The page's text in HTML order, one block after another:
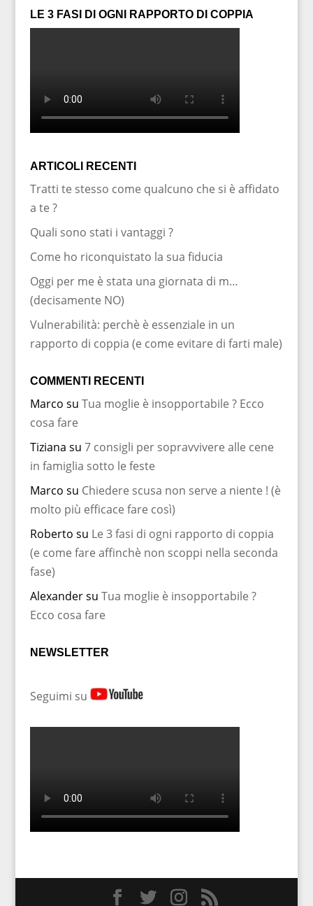
LE 3 FASI DI OGNI RAPPORTO DI COPPIA
ARTICOLI RECENTI
Tratti te stesso come qualcuno che si è affidato
a te ?
Quali sono stati i vantaggi ?
Come ho riconquistato la sua fiducia
Oggi per me è stata una giornata di m…
(decisamente NO)
Vulnerabilità: perchè è essenziale in un
rapporto di coppia (e come evitare di farti male)
COMMENTI RECENTI
Marco su Tua moglie è insopportabile ? Ecco
cosa fare
Tiziana su 7 consigli per sopravvivere alle cene
in famiglia sotto le feste
Marco su Chiedere scusa non serve a niente ! (è
molto più efficace fare così)
Roberto su Le 3 fasi di ogni rapporto di coppia
(e come fare affinchè non scoppi nella seconda
fase)
Alexandersu Tua moglie è insopportabile ?
Ecco cosa fare
NEWSLETTER
Seguimi su